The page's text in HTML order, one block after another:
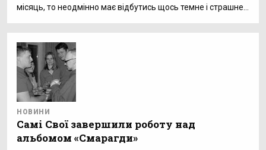
місяць, то неодмінно має відбутись щось темне і страшне…
НОВИНИ
Самі Свої завершили роботу над
альбомом «Смарагди»